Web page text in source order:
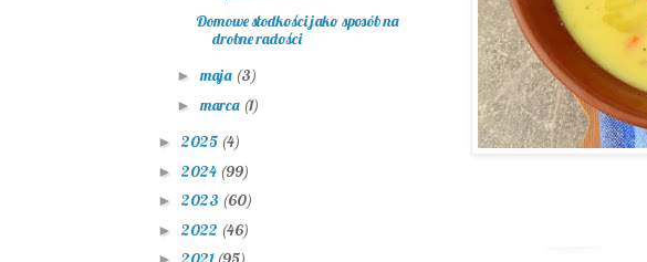
Domowe słodkości jako sposób na
drobne radości
►maja (3)
► marca (1)
► 2025 (4)
► 2024 (99)
► 2023 (60)
► 2022 (46)